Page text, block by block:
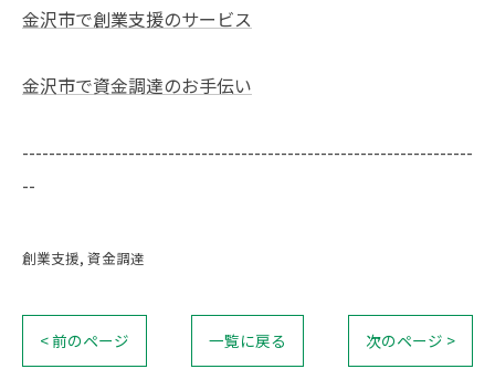
金沢市で創業支援のサービス
金沢市で資金調達のお手伝い
--------------------------------------------------------------------
--
創業支援 資金調達
< 前のページ 一覧に戻る 次のページ >